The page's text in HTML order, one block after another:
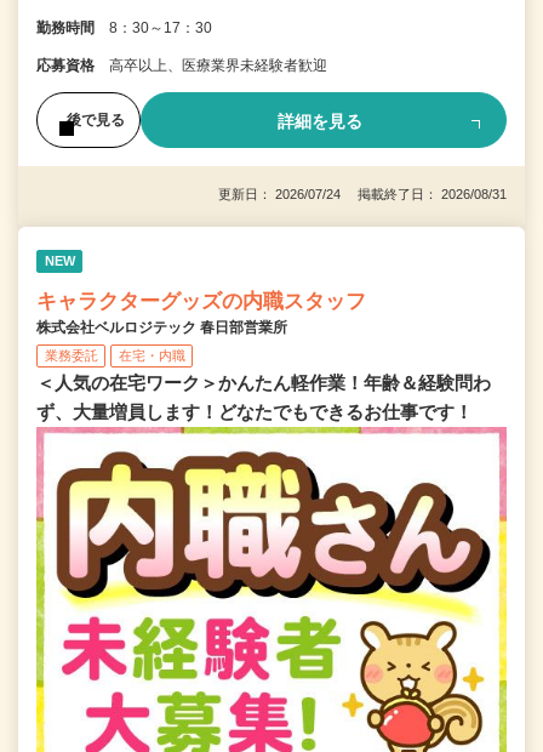
勤務時間 8：30～17：30
応募資格 高卒以上、医療業界未経験者歓迎
後で見る 詳細を見る
更新日： 2026/07/24 掲載終了日： 2026/08/31
NEW
キャラクターグッズの内職スタッフ
株式会社ベルロジテック 春日部営業所
業務委託 在宅・内職
＜人気の在宅ワーク＞かんたん軽作業！年齢＆経験問わ
ず、大量増員します！どなたでもできるお仕事です！